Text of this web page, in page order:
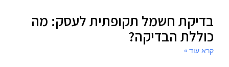
בדיקת חשמל תקופתית לעסק: מה
כוללת הבדיקה?
קרא עוד »